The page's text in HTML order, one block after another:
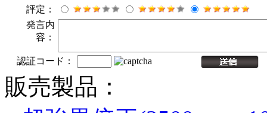
評定：
発言内
容：
認証コード：
販売製品：